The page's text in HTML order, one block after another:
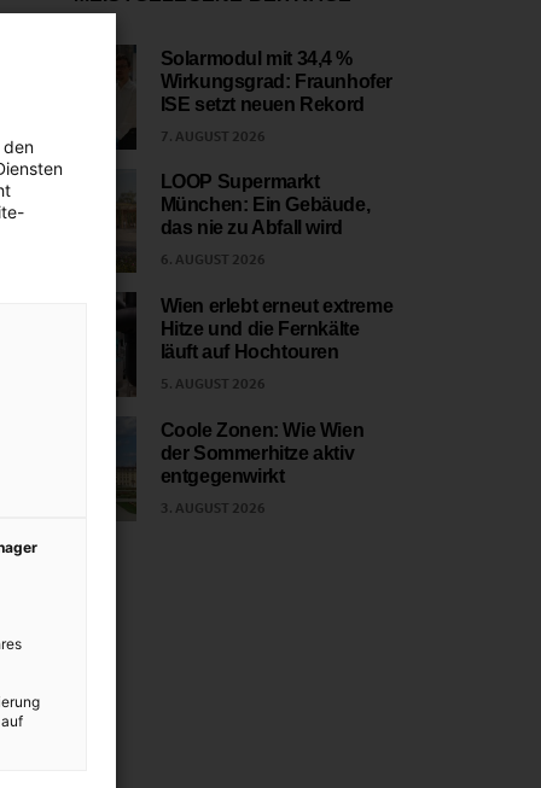
Solarmodul mit 34,4 %
Wirkungsgrad: Fraunhofer
ISE setzt neuen Rekord
7. AUGUST 2026
LOOP Supermarkt
München: Ein Gebäude,
das nie zu Abfall wird
6. AUGUST 2026
Wien erlebt erneut extreme
Hitze und die Fernkälte
läuft auf Hochtouren
5. AUGUST 2026
Coole Zonen: Wie Wien
der Sommerhitze aktiv
entgegenwirkt
3. AUGUST 2026
den